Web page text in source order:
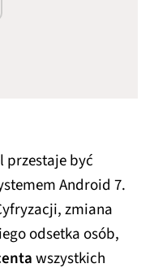
przestaje być
Android 7.
zmiana
odsetka osób,
wszystkich